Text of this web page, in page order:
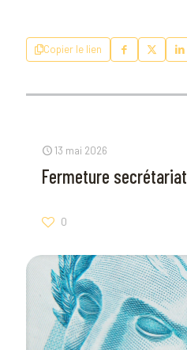
Copier le lien
13 mai 2026
Fermeture secrétariat
0